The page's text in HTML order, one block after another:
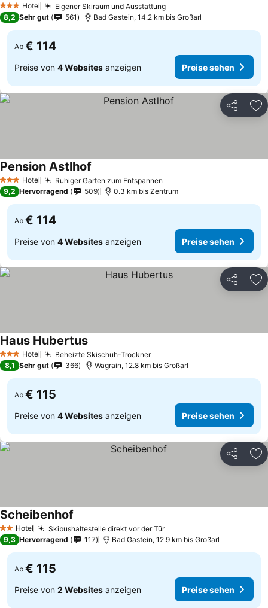
3 SterneHotel Eigener Skiraum und Ausstattung
8,2 Sehr gut 561 Bad Gastein, 14.2 km bis Großarl
Ab € 114
Preise von 4 Websites anzeigen Preise sehen
Teilen
3 SterneHotel Ruhiger Garten zum Entspannen
Pension Astlhof
9,2 Hervorragend 509 0.3 km bis Zentrum
Ab € 114
Preise von 4 Websites anzeigen Preise sehen
Teilen
3 SterneHotel Beheizte Skischuh-Trockner
Haus Hubertus
8,1 Sehr gut 366 Wagrain, 12.8 km bis Großarl
Ab € 115
Preise von 4 Websites anzeigen Preise sehen
Teilen
2 Sterne
Hotel Skibushaltestelle direkt vor der Tür
Scheibenhof
9,3 Hervorragend 117 Bad Gastein, 12.9 km bis Großarl
Ab € 115
Preise von 2 Websites anzeigen Preise sehen